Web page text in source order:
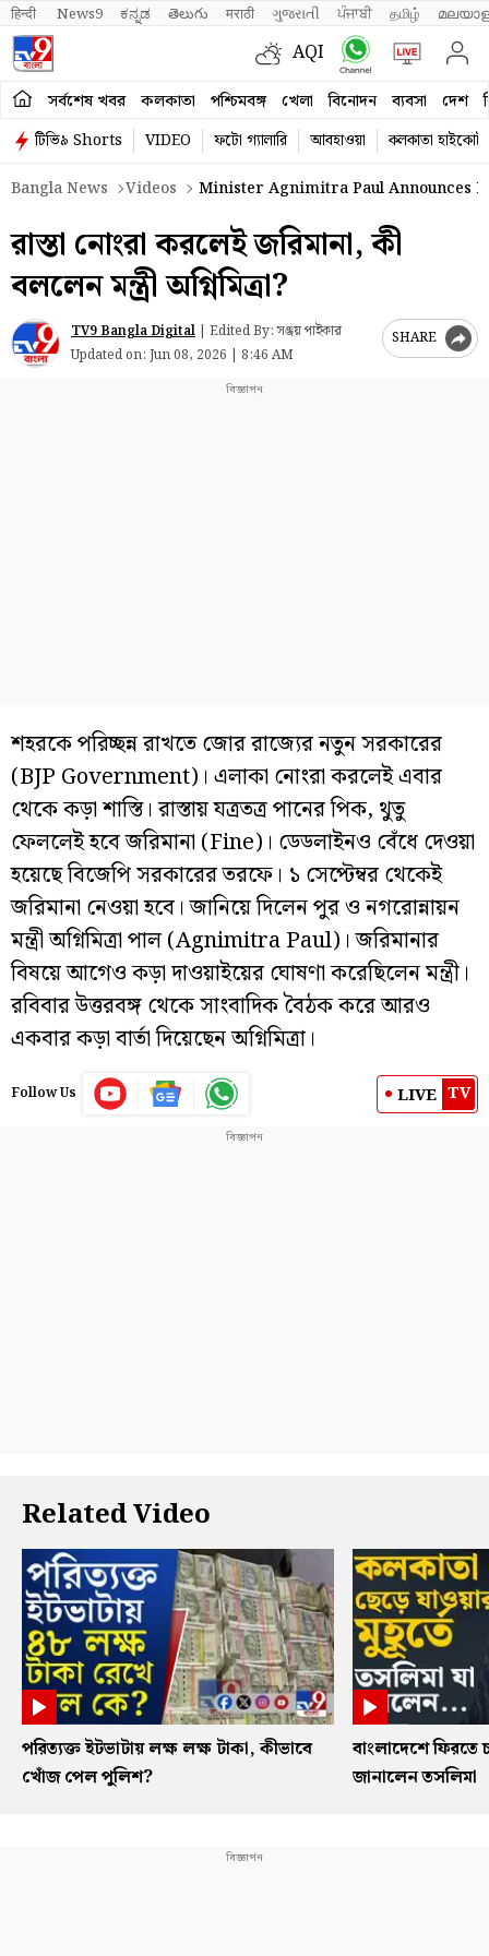
हिन्दी News9 ಕನ್ನಡ తెలుగు मराठी ગુજરાતી ਪੰਜਾਬੀ தமிழ்
AQI
সর্বশেষ খবর কলকাতা পশ্চিমবঙ্গ খেলা বিনোদন ব্যবসা দেশ
টিভি৯ Shorts VIDEO ফটো গ্যালারি আবহাওয়া
কলকাতা হাইকোর্ট
Bangla News
Videos Minister Agnimitra Paul Announces
রাস্তা নোংরা করলেই জরিমানা, কী
বললেন মন্ত্রী অগ্নিমিত্রা?
TV9 Bangla Digital | Edited By: সঞ্জয় পাইকার
Updated on: Jun 08, 2026 | 8:46 AM
SHARE
শহরকে পরিচ্ছন্ন রাখতে জোর রাজ্যের নতুন সরকারের
(BJP Government)। এলাকা নোংরা করলেই এবার
থেকে কড়া শাস্তি। রাস্তায় যত্রতত্র পানের পিক, থুতু
ফেললেই হবে জরিমানা (Fine)। ডেডলাইনও বেঁধে দেওয়া
হয়েছে বিজেপি সরকারের তরফে। ১ সেপ্টেম্বর থেকেই
জরিমানা নেওয়া হবে। জানিয়ে দিলেন পুর ও নগরোন্নায়ন
মন্ত্রী অগ্নিমিত্রা পাল (Agnimitra Paul)। জরিমানার
বিষয়ে আগেও কড়া দাওয়াইয়ের ঘোষণা করেছিলেন মন্ত্রী।
রবিবার উত্তরবঙ্গ থেকে সাংবাদিক বৈঠক করে আরও
একবার কড়া বার্তা দিয়েছেন অগ্নিমিত্রা।
Follow Us LIVE TV
Related Video
পরিত্যক্ত ইটভাটায় লক্ষ লক্ষ টাকা, কীভাবে
খোঁজ পেল পুলিশ?
বাংলাদেশে ফিরতে
জানালেন তসলিমা